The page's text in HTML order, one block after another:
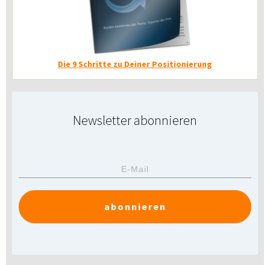
Die 9 Schritte zu Deiner Positionierung
Newsletter abonnieren
abonnieren